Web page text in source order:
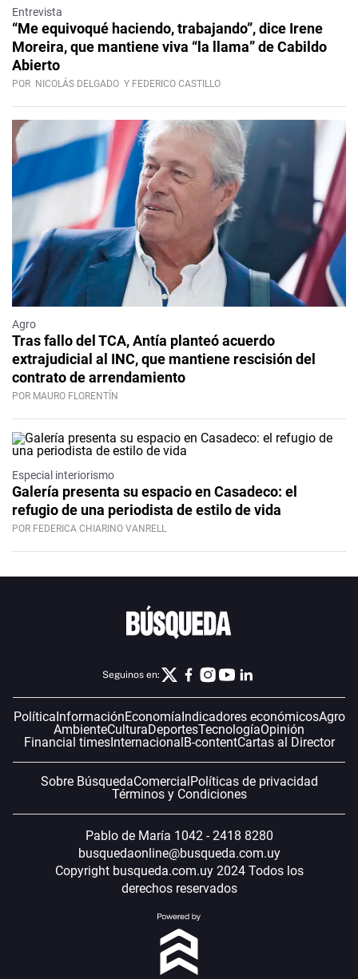
Entrevista
“Me equivoqué haciendo, trabajando”, dice Irene
Moreira, que mantiene viva “la llama” de Cabildo
Abierto
POR NICOLÁS DELGADO Y FEDERICO CASTILLO
Agro
Tras fallo del TCA, Antía planteó acuerdo
extrajudicial al INC, que mantiene rescisión del
contrato de arrendamiento
POR MAURO FLORENTÍN
Especial interiorismo
Galería presenta su espacio en Casadeco: el
refugio de una periodista de estilo de vida
POR FEDERICA CHIARINO VANRELL
Seguinos en:
PolíticaInformaciónEconomíaIndicadores económicosAgro
AmbienteCulturaDeportesTecnologíaOpinión
Financial timesInternacionalB-contentCartas al Director
Sobre BúsquedaComercialPolíticas de privacidad
Términos y Condiciones
Pablo de María 1042 - 2418 8280
busquedaonline@busqueda.com.uy
Copyright busqueda.com.uy 2024 Todos los
derechos reservados